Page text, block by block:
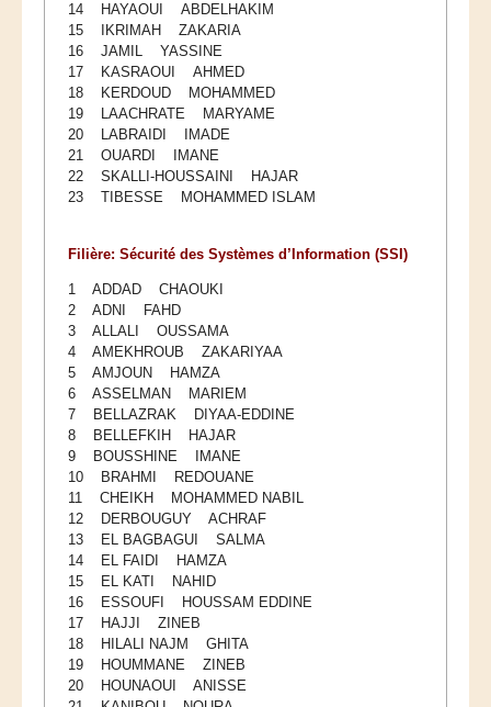
14 HAYAOUI ABDELHAKIM
15 IKRIMAH ZAKARIA
16 JAMIL YASSINE
17 KASRAOUI AHMED
18 KERDOUD MOHAMMED
19 LAACHRATE MARYAME
20 LABRAIDI IMADE
21 OUARDI IMANE
22 SKALLI-HOUSSAINI HAJAR
23 TIBESSE MOHAMMED ISLAM
Filière: Sécurité des Systèmes d’Information (SSI)
1 ADDAD CHAOUKI
2 ADNI FAHD
3 ALLALI OUSSAMA
4 AMEKHROUB ZAKARIYAA
5 AMJOUN HAMZA
6 ASSELMAN MARIEM
7 BELLAZRAK DIYAA-EDDINE
8 BELLEFKIH HAJAR
9 BOUSSHINE IMANE
10 BRAHMI REDOUANE
11 CHEIKH MOHAMMED NABIL
12 DERBOUGUY ACHRAF
13 EL BAGBAGUI SALMA
14 EL FAIDI HAMZA
15 EL KATI NAHID
16 ESSOUFI HOUSSAM EDDINE
17 HAJJI ZINEB
18 HILALI NAJM GHITA
19 HOUMMANE ZINEB
20 HOUNAOUI ANISSE